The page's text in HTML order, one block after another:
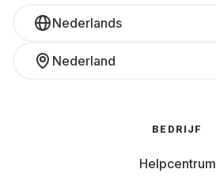
Nederlands
Nederland
BEDRIJF
Helpcentrum